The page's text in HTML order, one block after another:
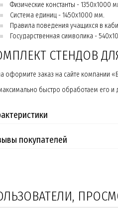
Физические константы - 1350х1000
Система единиц - 1450х1000 мм.
Правила поведения учащихся в
Государственная символика -
СТЕНДОВ
оформите заказ на сайте компании
быстро обработаем его и
покупателей